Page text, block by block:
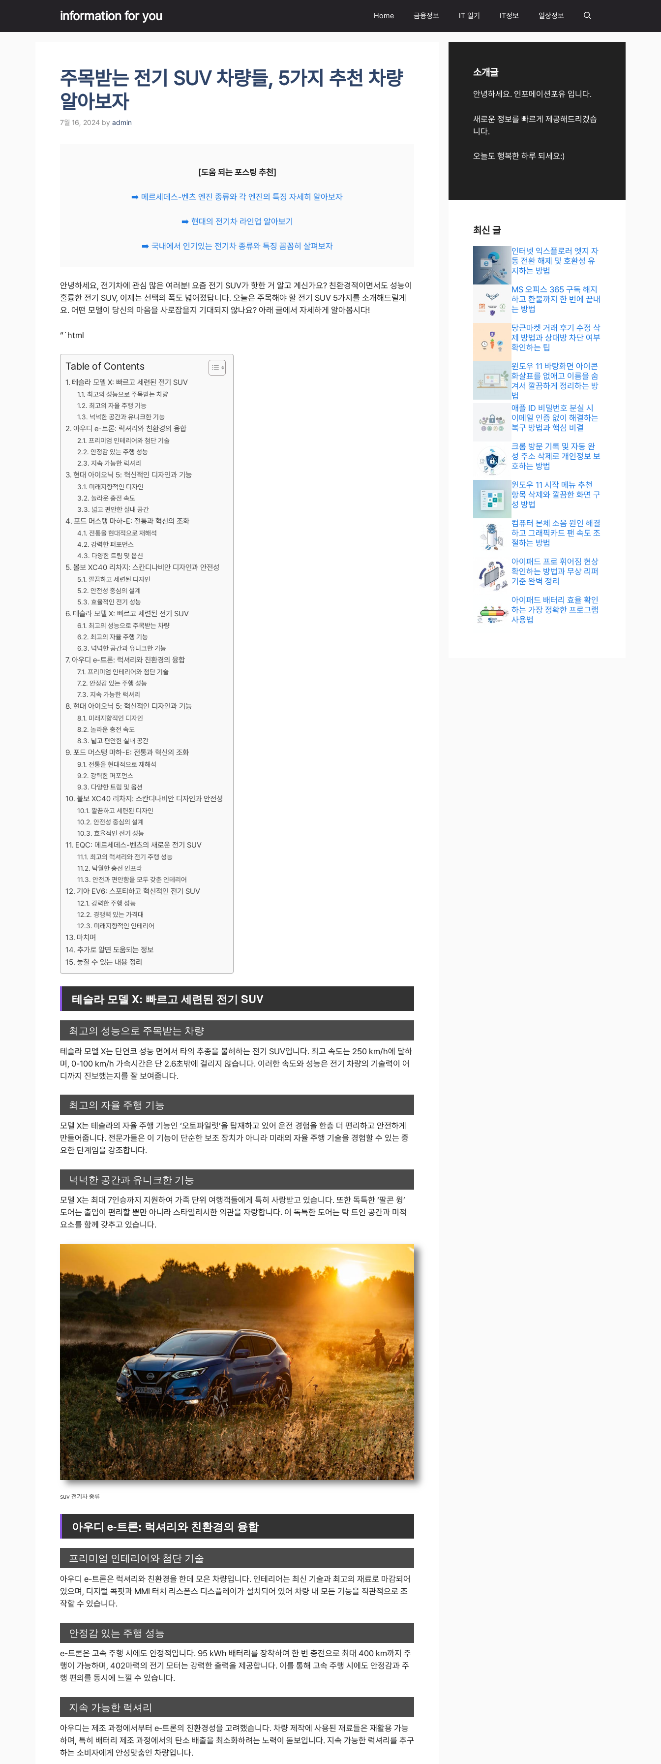
content
information for you Home 금융정보 IT 일기 IT정보 일상정보
주목받는 전기 SUV 차량들, 5가지 추천 차량
알아보자
7월 16, 2024 by admin
[도움 되는 포스팅 추천]
➡️ 메르세데스-벤츠 엔진 종류와 각 엔진의 특징 자세히 알아보자
➡️ 현대의 전기차 라인업 알아보기
➡️ 국내에서 인기있는 전기차 종류와 특징 꼼꼼히 살펴보자
안녕하세요, 전기차에 관심 많은 여러분! 요즘 전기 SUV가 핫한 거 알고 계신가요? 친환경적이면서도 성능이
훌륭한 전기 SUV, 이제는 선택의 폭도 넓어졌답니다. 오늘은 주목해야 할 전기 SUV 5가지를 소개해드릴게
요. 어떤 모델이 당신의 마음을 사로잡을지 기대되지 않나요? 아래 글에서 자세하게 알아봅시다!
“`html
Table of Contents
테슬라 모델 X: 빠르고 세련된 전기 SUV
최고의 성능으로 주목받는 차량
최고의 자율 주행 기능
넉넉한 공간과 유니크한 기능
아우디 e-트론: 럭셔리와 친환경의 융합
프리미엄 인테리어와 첨단 기술
안정감 있는 주행 성능
지속 가능한 럭셔리
현대 아이오닉 5: 혁신적인 디자인과 기능
미래지향적인 디자인
놀라운 충전 속도
넓고 편안한 실내 공간
포드 머스탱 마하-E: 전통과 혁신의 조화
전통을 현대적으로 재해석
강력한 퍼포먼스
다양한 트림 및 옵션
볼보 XC40 리차지: 스칸디나비안 디자인과 안전성
깔끔하고 세련된 디자인
안전성 중심의 설계
효율적인 전기 성능
테슬라 모델 X: 빠르고 세련된 전기 SUV
최고의 성능으로 주목받는 차량
최고의 자율 주행 기능
넉넉한 공간과 유니크한 기능
아우디 e-트론: 럭셔리와 친환경의 융합
프리미엄 인테리어와 첨단 기술
안정감 있는 주행 성능
지속 가능한 럭셔리
현대 아이오닉 5: 혁신적인 디자인과 기능
미래지향적인 디자인
놀라운 충전 속도
넓고 편안한 실내 공간
포드 머스탱 마하-E: 전통과 혁신의 조화
전통을 현대적으로 재해석
강력한 퍼포먼스
다양한 트림 및 옵션
볼보 XC40 리차지: 스칸디나비안 디자인과 안전성
깔끔하고 세련된 디자인
안전성 중심의 설계
효율적인 전기 성능
EQC: 메르세데스-벤츠의 새로운 전기 SUV
최고의 럭셔리와 전기 주행 성능
탁월한 충전 인프라
안전과 편안함을 모두 갖춘 인테리어
기아 EV6: 스포티하고 혁신적인 전기 SUV
강력한 주행 성능
경쟁력 있는 가격대
미래지향적인 인테리어
마치며
추가로 알면 도움되는 정보
놓칠 수 있는 내용 정리
테슬라 모델 X: 빠르고 세련된 전기 SUV
최고의 성능으로 주목받는 차량
테슬라 모델 X는 단연코 성능 면에서 타의 추종을 불허하는 전기 SUV입니다. 최고 속도는 250 km/h에 달하
며, 0-100 km/h 가속시간은 단 2.6초밖에 걸리지 않습니다. 이러한 속도와 성능은 전기 차량의 기술력이 어
디까지 진보했는지를 잘 보여줍니다.
최고의 자율 주행 기능
모델 X는 테슬라의 자율 주행 기능인 ‘오토파일럿’을 탑재하고 있어 운전 경험을 한층 더 편리하고 안전하게
만들어줍니다. 전문가들은 이 기능이 단순한 보조 장치가 아니라 미래의 자율 주행 기술을 경험할 수 있는 중
요한 단계임을 강조합니다.
넉넉한 공간과 유니크한 기능
모델 X는 최대 7인승까지 지원하여 가족 단위 여행객들에게 특히 사랑받고 있습니다. 또한 독특한 ‘팔콘 윙’
도어는 출입이 편리할 뿐만 아니라 스타일리시한 외관을 자랑합니다. 이 독특한 도어는 탁 트인 공간과 미적
요소를 함께 갖추고 있습니다.
suv 전기차 종류
아우디 e-트론: 럭셔리와 친환경의 융합
프리미엄 인테리어와 첨단 기술
아우디 e-트론은 럭셔리와 친환경을 한데 모은 차량입니다. 인테리어는 최신 기술과 최고의 재료로 마감되어
있으며, 디지털 콕핏과 MMI 터치 리스폰스 디스플레이가 설치되어 있어 차량 내 모든 기능을 직관적으로 조
작할 수 있습니다.
안정감 있는 주행 성능
e-트론은 고속 주행 시에도 안정적입니다. 95 kWh 배터리를 장착하여 한 번 충전으로 최대 400 km까지 주
행이 가능하며, 402마력의 전기 모터는 강력한 출력을 제공합니다. 이를 통해 고속 주행 시에도 안정감과 주
행 편의를 동시에 느낄 수 있습니다.
지속 가능한 럭셔리
아우디는 제조 과정에서부터 e-트론의 친환경성을 고려했습니다. 차량 제작에 사용된 재료들은 재활용 가능
하며, 특히 배터리 제조 과정에서의 탄소 배출을 최소화하려는 노력이 돋보입니다. 지속 가능한 럭셔리를 추구
하는 소비자에게 안성맞춤인 차량입니다.
소개글
안녕하세요. 인포메이션포유 입니다.
새로운 정보를 빠르게 제공해드리겠습
니다.
오늘도 행복한 하루 되세요:)
최신 글
인터넷 익스플로러 엣지 자
동 전환 해제 및 호환성 유
지하는 방법
MS 오피스 365 구독 해지
하고 환불까지 한 번에 끝내
는 방법
당근마켓 거래 후기 수정 삭
제 방법과 상대방 차단 여부
확인하는 팁
윈도우 11 바탕화면 아이콘
화살표를 없애고 이름을 숨
겨서 깔끔하게 정리하는 방
법
애플 ID 비밀번호 분실 시
이메일 인증 없이 해결하는
복구 방법과 핵심 비결
크롬 방문 기록 및 자동 완
성 주소 삭제로 개인정보 보
호하는 방법
윈도우 11 시작 메뉴 추천
항목 삭제와 깔끔한 화면 구
성 방법
컴퓨터 본체 소음 원인 해결
하고 그래픽카드 팬 속도 조
절하는 방법
아이패드 프로 휘어짐 현상
확인하는 방법과 무상 리퍼
기준 완벽 정리
아이패드 배터리 효율 확인
하는 가장 정확한 프로그램
사용법